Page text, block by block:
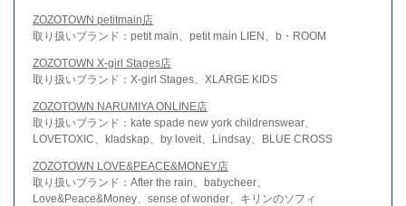
ZOZOTOWN petitmain店
取り扱いブランド：petit main、petit main LIEN、b・ROOM
ZOZOTOWN X-girl Stages店
取り扱いブランド：X-girl Stages、XLARGE KIDS
ZOZOTOWN NARUMIYA ONLINE店
取り扱いブランド：kate spade new york childrenswear、
LOVETOXIC、kladskap、by loveit、Lindsay、BLUE CROSS
ZOZOTOWN LOVE&PEACE&MONEY店
取り扱いブランド：After the rain、babycheer、
Love&Peace&Money、sense of wonder、キリンのソフィ